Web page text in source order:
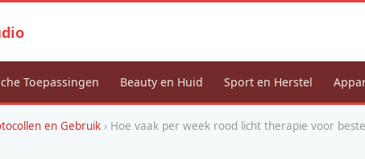
Toepassingen Beauty en Huid Sport en Herstel
en Gebruik › Hoe vaak per week rood licht therapie voor